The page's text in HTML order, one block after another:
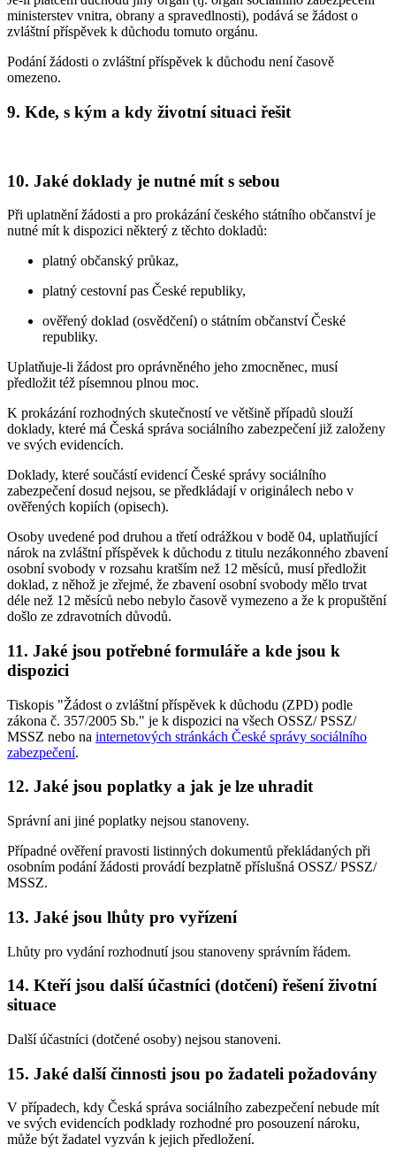
ministerstev vnitra, obrany a spravedlnosti), podává se žádost o
zvláštní příspěvek k důchodu tomuto orgánu.
Podání žádosti o zvláštní příspěvek k důchodu není časově
omezeno.
9. Kde, s kým a kdy životní situaci řešit
10. Jaké doklady je nutné mít s sebou
Při uplatnění žádosti a pro prokázání českého státního občanství je
nutné mít k dispozici některý z těchto dokladů:
platný občanský průkaz,
platný cestovní pas České republiky,
ověřený doklad (osvědčení) o státním občanství České
republiky.
Uplatňuje-li žádost pro oprávněného jeho zmocněnec, musí
předložit též písemnou plnou moc.
K prokázání rozhodných skutečností ve většině případů slouží
doklady, které má Česká správa sociálního zabezpečení již založeny
ve svých evidencích.
Doklady, které součástí evidencí České správy sociálního
zabezpečení dosud nejsou, se předkládají v originálech nebo v
ověřených kopiích (opisech).
Osoby uvedené pod druhou a třetí odrážkou v bodě 04, uplatňující
nárok na zvláštní příspěvek k důchodu z titulu nezákonného zbavení
osobní svobody v rozsahu kratším než 12 měsíců, musí předložit
doklad, z něhož je zřejmé, že zbavení osobní svobody mělo trvat
déle než 12 měsíců nebo nebylo časově vymezeno a že k propuštění
došlo ze zdravotních důvodů.
11. Jaké jsou potřebné formuláře a kde jsou k
dispozici
Tiskopis "Žádost o zvláštní příspěvek k důchodu (ZPD) podle
zákona č. 357/2005 Sb." je k dispozici na všech OSSZ/ PSSZ/
MSSZ nebo na internetových stránkách České správy sociálního
zabezpečení.
12. Jaké jsou poplatky a jak je lze uhradit
Správní ani jiné poplatky nejsou stanoveny.
Případné ověření pravosti listinných dokumentů překládaných při
osobním podání žádosti provádí bezplatně příslušná OSSZ/ PSSZ/
MSSZ.
13. Jaké jsou lhůty pro vyřízení
Lhůty pro vydání rozhodnutí jsou stanoveny správním řádem.
14. Kteří jsou další účastníci (dotčení) řešení životní
situace
Další účastníci (dotčené osoby) nejsou stanoveni.
15. Jaké další činnosti jsou po žadateli požadovány
V případech, kdy Česká správa sociálního zabezpečení nebude mít
ve svých evidencích podklady rozhodné pro posouzení nároku,
může být žadatel vyzván k jejich předložení.